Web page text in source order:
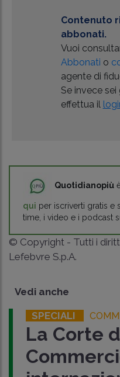
Contenuto
abbonati.
Vuoi
Abbonati o
agente di
Se invece
effettua il
Quotidianopiù
qui per iscriverti gratis e
time, i video e i podcast
© Copyright - Tutti i
Lefebvre S.p.A.
Vedi anche
SPECIALI
La Corte